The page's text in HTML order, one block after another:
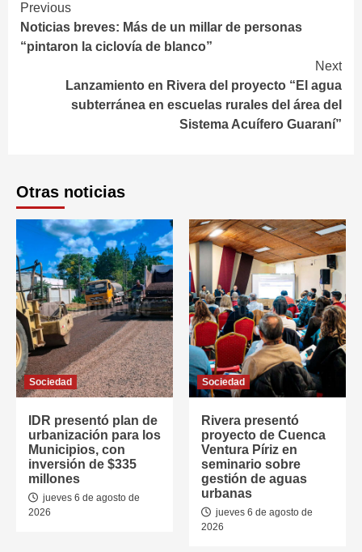
Continue
Reading
Previous
Noticias breves: Más de un millar de personas
“pintaron la ciclovía de blanco”
Next
Lanzamiento en Rivera del proyecto “El agua
subterránea en escuelas rurales del área del
Sistema Acuífero Guaraní”
Otras noticias
Sociedad
IDR presentó plan de
urbanización para los
Municipios, con
inversión de $335
millones
jueves 6 de agosto de
2026
Sociedad
Rivera presentó
proyecto de Cuenca
Ventura Píriz en
seminario sobre
gestión de aguas
urbanas
jueves 6 de agosto de
2026